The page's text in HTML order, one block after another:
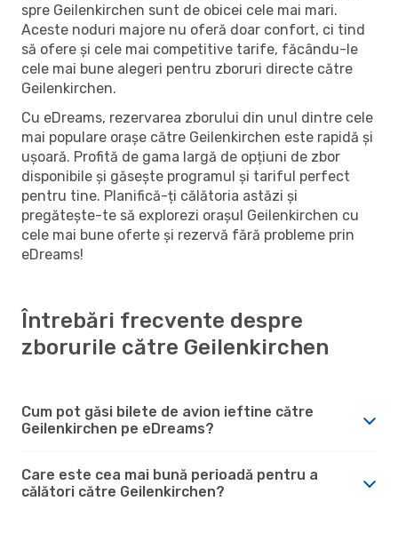
spre Geilenkirchen sunt de obicei cele mai mari.
Aceste noduri majore nu oferă doar confort, ci tind
să ofere și cele mai competitive tarife, făcându-le
cele mai bune alegeri pentru zboruri directe către
Geilenkirchen.
Cu eDreams, rezervarea zborului din unul dintre cele
mai populare orașe către Geilenkirchen este rapidă și
ușoară. Profită de gama largă de opțiuni de zbor
disponibile și găsește programul și tariful perfect
pentru tine. Planifică-ți călătoria astăzi și
pregătește-te să explorezi orașul Geilenkirchen cu
cele mai bune oferte și rezervă fără probleme prin
eDreams!
Întrebări frecvente despre
zborurile către Geilenkirchen
Cum pot găsi bilete de avion ieftine către
Geilenkirchen pe eDreams?
Care este cea mai bună perioadă pentru a
călători către Geilenkirchen?